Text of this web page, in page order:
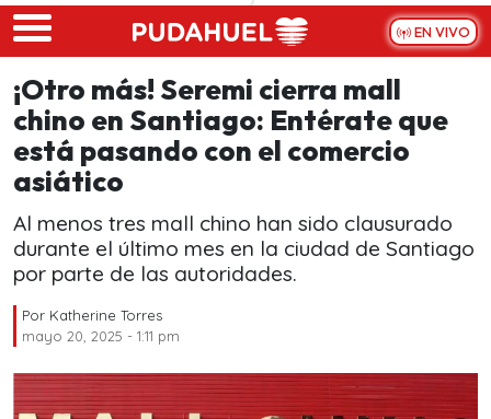
Skip to main content
EN VIVO
¡Otro más! Seremi cierra mall
chino en Santiago: Entérate que
está pasando con el comercio
asiático
Al menos tres mall chino han sido clausurado
durante el último mes en la ciudad de Santiago
por parte de las autoridades.
Por Katherine Torres
mayo 20, 2025 - 1:11 pm